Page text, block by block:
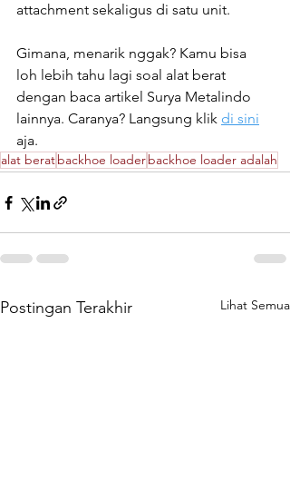
attachment sekaligus di satu unit.
Gimana, menarik nggak? Kamu bisa
loh lebih tahu lagi soal alat berat
dengan baca artikel Surya Metalindo
lainnya. Caranya? Langsung klik di sini
aja.
alat beratbackhoe loaderbackhoe loader adalah
Postingan Terakhir Lihat Semua